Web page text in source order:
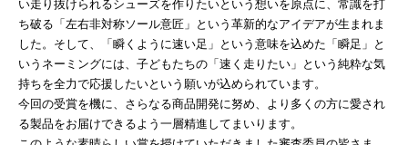
い走り抜けられるシューズを作りたいという想いを原点に、常識を打
ち破る「左右非対称ソール意匠」という革新的なアイデアが生まれま
した。そして、「瞬くように速い足」という意味を込めた「瞬足」と
いうネーミングには、子どもたちの「速く走りたい」という純粋な気
持ちを全力で応援したいという願いが込められています。
今回の受賞を機に、さらなる商品開発に努め、より多くの方に愛され
る製品をお届けできるよう一層精進してまいります。